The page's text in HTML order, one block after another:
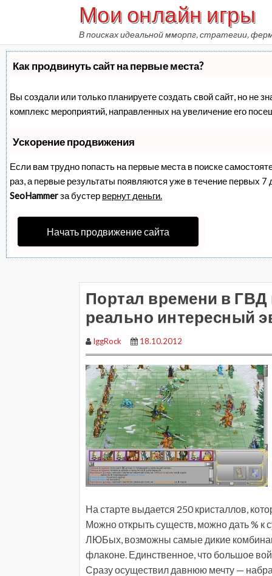
Мои онлайн игры
В поисках идеальной мморпг, стратегии,
Как продвинуть сайт на первые места?
Вы создали или только планируете создать свой сайт, но не
комплекс мероприятий, направленных на увеличение его
Ускорение продвижения
Если вам трудно попасть на первые места в поиске
раз, а первые результаты появляются уже в течение первых
SeoHammerза бустер вернут деньги.
Начать продвижение сайта
Портал времени в ГВД
реально интересный
IggRock 18.10.2012
На старте выдается 250 кристаллов,
Можно открыть существ, можно дать %
ЛЮБых, возможны самые дикие
флаконе. Единственное, что большое
Сразу осуществил давнюю мечту —